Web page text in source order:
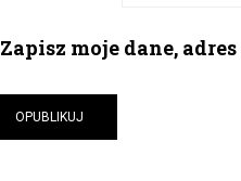
Zapisz moje dane,